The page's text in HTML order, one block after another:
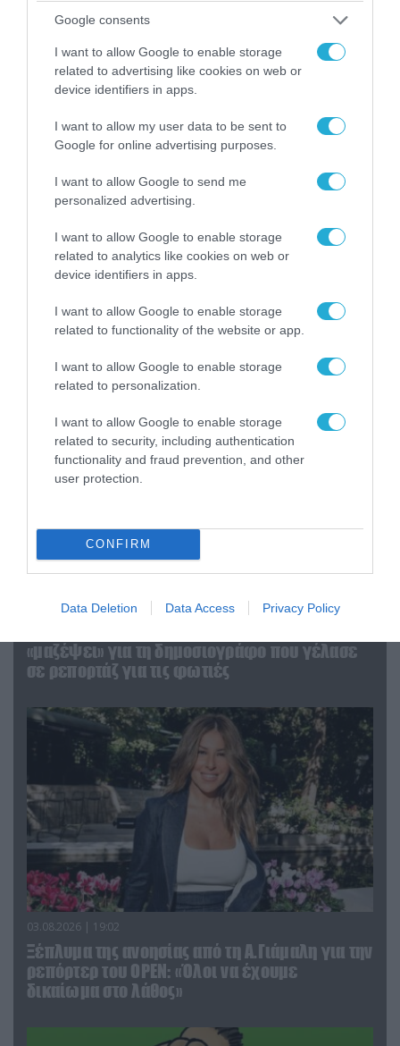
Google consents
I want to allow Google to enable storage
related to advertising like cookies on web or
device identifiers in apps.
I want to allow my user data to be sent to
Google for online advertising purposes.
I want to allow Google to send me
personalized advertising.
I want to allow Google to enable storage
related to analytics like cookies on web or
device identifiers in apps.
I want to allow Google to enable storage
related to functionality of the website or app.
I want to allow Google to enable storage
related to personalization.
I want to allow Google to enable storage
related to security, including authentication
functionality and fraud prevention, and other
user protection.
CONFIRM
Data Deletion Data Access Privacy Policy
Αυτή την ώρα το τελευταίο «αντίο» στον πρώην
υπουργό Ι.Βαρβιτσιώτη (φωτο)
Η ανακοίνωση του Πανελλήνιου Σωματείου
Πυροσβεστών για την δημοσιογράφο του OPEN
04.08.2026 | 12:02
«μαζέψει» για τη δημοσιογράφο που γέλασε
σε ρεπορτάζ για τις φωτιές
03.08.2026 | 19:02
Ξέπλυμα της ανοησίας από τη Α.Γιάμαλη για την
ρεπόρτερ του ΟΡΕΝ: «Όλοι να έχουμε
δικαίωμα στο λάθος»